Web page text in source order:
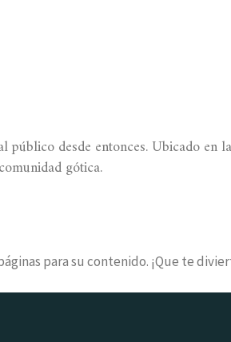
desde entonces. Ubicado en
gótica.
para su contenido. ¡Que te